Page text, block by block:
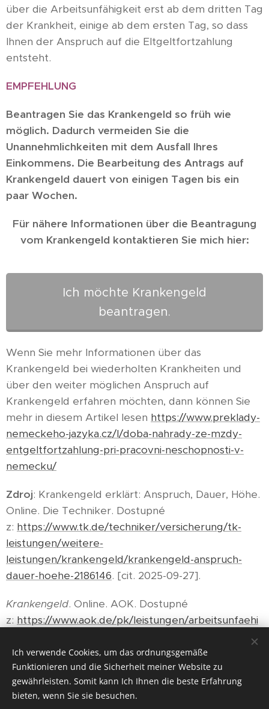
über die Arbeitsunfähigkeit erst ab dem dritten Tag
der Krankheit, einige ab dem ersten Tag, so dass
Ihnen der Anspruch auf die Eltgeltfortzahlung
entsteht.
EMPFEHLUNG
Beantragen Sie das Krankengeld so früh wie
möglich. Dadurch vermeiden Sie die
Unannehmlichkeiten mit dem Ausfall Ihres
Einkommens. Die Bearbeitung des Antrags auf
Krankengeld dauert von einigen Tagen bis ein
paar Wochen.
Für nähere Informationen über die Beantragung
vom Krankengeld kontaktieren Sie mich hier:
Ich möchte Krankengeld
beantragen.
Wenn Sie mehr Informationen über das
Krankengeld bei wiederholten Krankheiten und
über den weiter möglichen Anspruch auf
Krankengeld erfahren möchten, dann können Sie
mehr in diesem Artikel lesen https://www.preklady-
nemeckeho-jazyka.cz/l/doba-nahrady-ze-mzdy-
entgeltfortzahlung-pri-pracovni-neschopnosti-v-
nemecku/
Zdroj: Krankengeld erklärt: Anspruch, Dauer, Höhe.
Online. Die Techniker. Dostupné
z: https://www.tk.de/techniker/versicherung/tk-
leistungen/weitere-
leistungen/krankengeld/krankengeld-anspruch-
dauer-hoehe-2186146. [cit. 2025-09-27].
Krankengeld. Online. AOK. Dostupné
z: https://www.aok.de/pk/leistungen/arbeitsunfaehi
Ich verwende Cookies, um das ordnungsgemäße
Funktionieren und die Sicherheit meiner Website zu
gewährleisten. Somit kann Ich Ihnen die beste Erfahrung
bieten, wenn Sie sie besuchen.